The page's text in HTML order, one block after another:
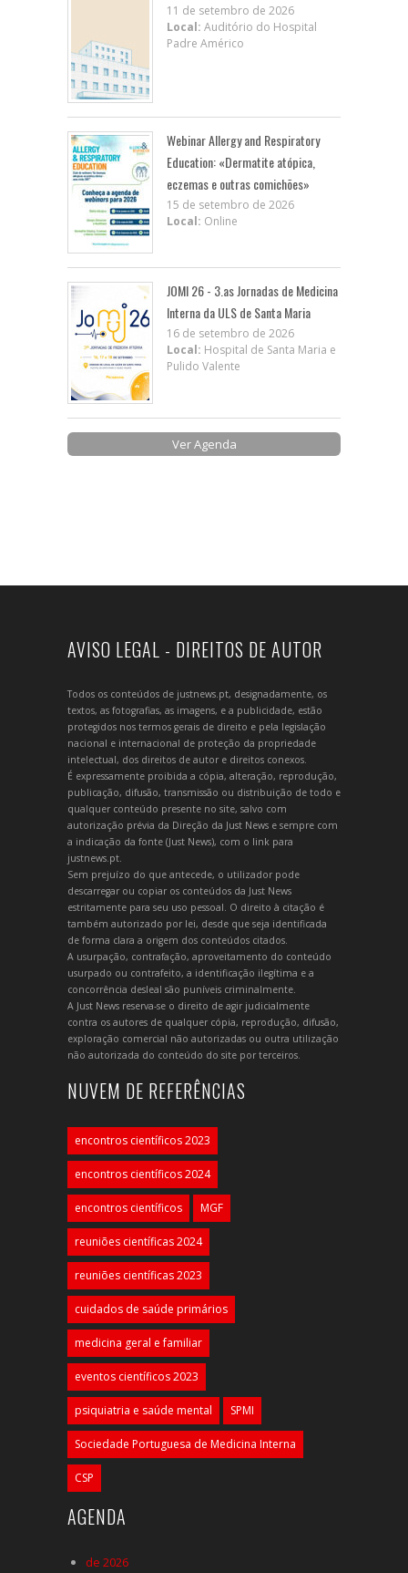
11 de setembro de 2026
Local: Auditório do Hospital
Padre Américo
Webinar Allergy and Respiratory
Education: «Dermatite atópica,
eczemas e outras comichões»
15 de setembro de 2026
Local: Online
JOMI 26 - 3.as Jornadas de Medicina
Interna da ULS de Santa Maria
16 de setembro de 2026
Local: Hospital de Santa Maria e
Pulido Valente
Ver Agenda
AVISO LEGAL - DIREITOS DE AUTOR
Todos os conteúdos de justnews.pt, designadamente, os
textos, as fotografias, as imagens, e a publicidade, estão
protegidos nos termos gerais de direito e pela legislação
nacional e internacional de proteção da propriedade
intelectual, dos direitos de autor e direitos conexos.
É expressamente proibida a cópia, alteração, reprodução,
publicação, difusão, transmissão ou distribuição de todo e
qualquer conteúdo presente no site, salvo com
autorização prévia da Direção da Just News e sempre com
a indicação da fonte (Just News), com o link para
justnews.pt.
Sem prejuízo do que antecede, o utilizador pode
descarregar ou copiar os conteúdos da Just News
estritamente para seu uso pessoal. O direito à citação é
também autorizado por lei, desde que seja identificada
de forma clara a origem dos conteúdos citados.
A usurpação, contrafação, aproveitamento do conteúdo
usurpado ou contrafeito, a identificação ilegítima e a
concorrência desleal são puníveis criminalmente.
A Just News reserva-se o direito de agir judicialmente
contra os autores de qualquer cópia, reprodução, difusão,
exploração comercial não autorizadas ou outra utilização
não autorizada do conteúdo do site por terceiros.
NUVEM DE REFERÊNCIAS
encontros científicos 2023
encontros científicos 2024
encontros científicos MGF
reuniões científicas 2024
reuniões científicas 2023
cuidados de saúde primários
medicina geral e familiar
eventos científicos 2023
psiquiatria e saúde mental SPMI
Sociedade Portuguesa de Medicina Interna
CSP
AGENDA
de 2026